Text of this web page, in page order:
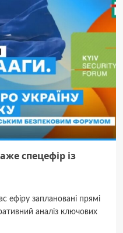
спецефір із
ефіру заплановані прямі
аналіз ключових